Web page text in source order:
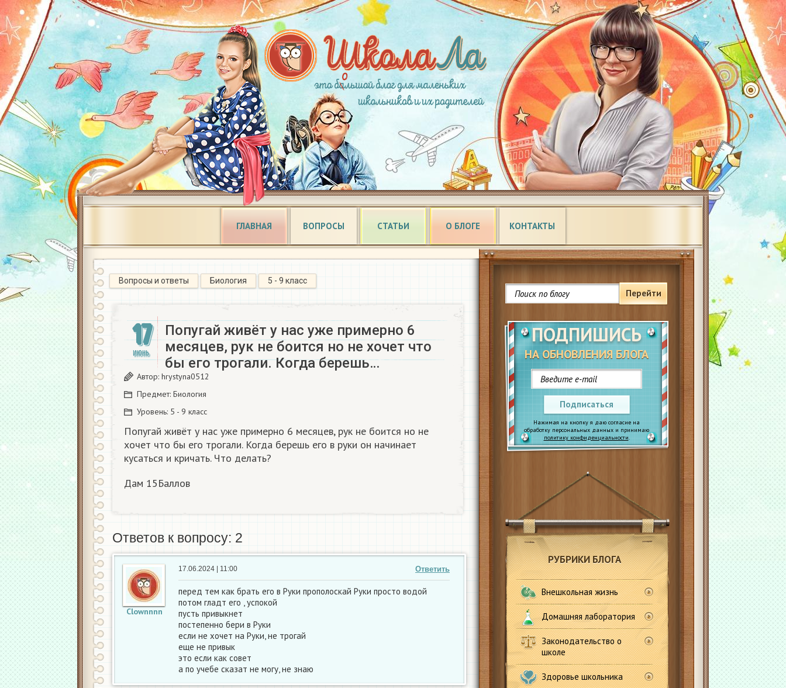
ГЛАВНАЯ ВОПРОСЫ СТАТЬИ О БЛОГЕ КОНТАКТЫ
Перейти
ПОДПИШИСЬ
НА ОБНОВЛЕНИЯ БЛОГА
Подписаться
Нажимая на кнопку я даю согласие на
обработку персональных данных и принимаю
политику конфиденциальности.
РУБРИКИ БЛОГА
Внешкольная жизнь
Домашняя лаборатория
Законодательство о
школе
Здоровье школьника
Вопросы и ответы Биология 5 - 9 класс
17
ИЮНЬ
Попугай живёт у нас уже примерно 6
месяцев, рук не боится но не хочет что
бы его трогали. Когда берешь…
Автор: hrystyna0512
Предмет: Биология
Уровень: 5 - 9 класс
Попугай живёт у нас уже примерно 6 месяцев, рук не боится но не
хочет что бы его трогали. Когда берешь его в руки он начинает
кусаться и кричать. Что делать?
Дам 15Баллов
Ответов к вопросу: 2
Clownnnn
Ответить
17.06.2024 | 11:00
перед тем как брать его в Руки прополоскай Руки просто водой
потом гладт его , успокой
пусть привыкнет
постепенно бери в Руки
если не хочет на Руки, не трогай
еще не привык
это если как совет
а по учебе сказат не могу, не знаю